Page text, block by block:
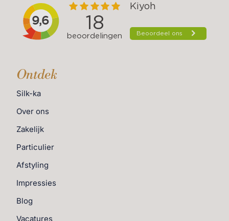
Ontdek
Silk-ka
Over ons
Zakelijk
Particulier
Afstyling
Impressies
Blog
Vacatures